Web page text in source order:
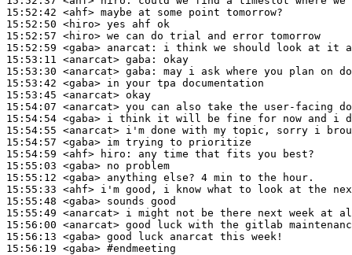
15:52:42 <ahf>
15:52:50 <hiro>
15:52:57 <hiro>
15:52:59 <gaba> anarcat:
15:53:11 <anarcat> gaba:
15:53:30 <anarcat> gaba:
15:53:42 <gaba>
15:53:45 <anarcat>
15:54:07 <anarcat>
15:54:54 <gaba>
15:54:55 <anarcat>
15:54:57 <gaba>
15:54:59 <ahf> hiro:
15:55:03 <gaba>
15:55:12 <gaba>
15:55:33 <ahf>
15:55:48 <gaba>
15:55:49 <anarcat>
15:56:00 <anarcat>
15:56:13 <gaba>
15:56:19 <gaba> #endmeeting